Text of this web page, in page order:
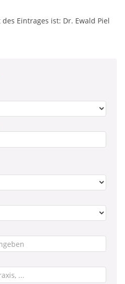
Eintrages ist: Dr. Ewald Piel